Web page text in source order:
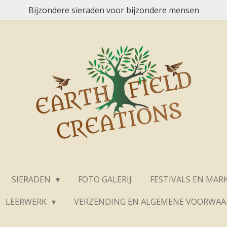
Bijzondere sieraden voor bijzondere mensen
SIERADEN FOTO GALERIJ
FESTIVALS EN
LEERWERK VERZENDING EN ALGEMENE